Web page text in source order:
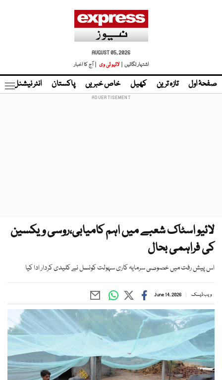
AUGUST 05, 2026
اشتہار لگائیں |
لائیو ٹی وی | آج کا اخبار
صفحۂ اول تازہ ترین کھیل خاص خبریں پاکستان انٹر نیشنل
لائیو اسٹاک شعبے میں اہم کامیابی،روسی ویکسین
کی فراہمی بحال
اس پیش رفت میں خصوصی سرمایہ کاری سہولت کونسل نے کلیدی کردار ادا کیا
ویب ڈیسک June 14, 2026